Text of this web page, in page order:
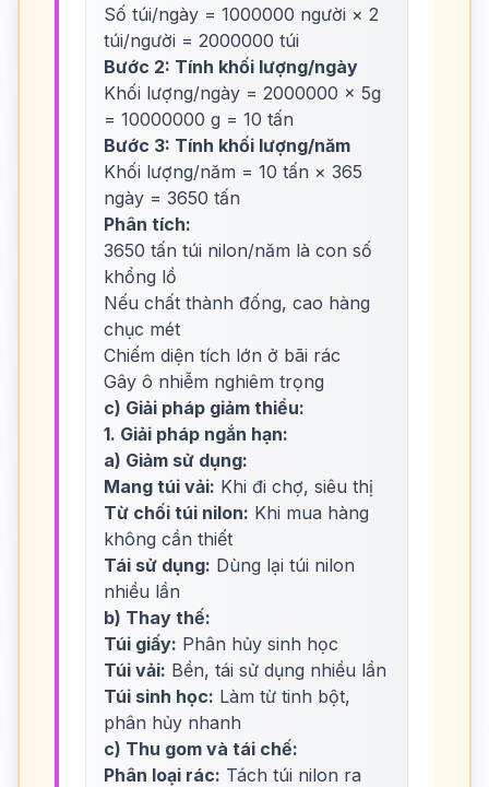
Số túi/ngày = 1000000 người × 2
túi/người = 2000000 túi
Bước 2: Tính khối lượng/ngày
Khối lượng/ngày = 2000000 × 5g
= 10000000 g = 10 tấn
Bước 3: Tính khối lượng/năm
Khối lượng/năm = 10 tấn × 365
ngày = 3650 tấn
Phân tích:
3650 tấn túi nilon/năm là con số
khổng lồ
Nếu chất thành đống, cao hàng
chục mét
Chiếm diện tích lớn ở bãi rác
Gây ô nhiễm nghiêm trọng
c) Giải pháp giảm thiểu:
1. Giải pháp ngắn hạn:
a) Giảm sử dụng:
Mang túi vải: Khi đi chợ, siêu thị
Từ chối túi nilon: Khi mua hàng
không cần thiết
Tái sử dụng: Dùng lại túi nilon
nhiều lần
b) Thay thế:
Túi giấy: Phân hủy sinh học
Túi vải: Bền, tái sử dụng nhiều lần
Túi sinh học: Làm từ tinh bột,
phân hủy nhanh
c) Thu gom và tái chế:
Phân loại rác: Tách túi nilon ra